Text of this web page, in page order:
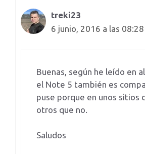
treki23
6 junio, 2016 a las 08:28
Buenas, según he leído en
el Note 5 también es
puse porque en unos sitios
otros que no.
Saludos